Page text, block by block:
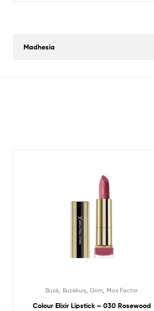
Madhesia
Buzë Buzëkuq ,Grim Max Factor
Colour Elixir Lipstick – 030 Rosewood